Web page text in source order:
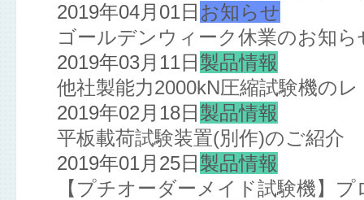
2019年04月01日 お知らせ
ゴールデンウィーク休業のお知ら
2019年03月11日 製品情報
他社製能力2000kN圧縮試験機の
2019年02月18日 製品情報
平板載荷試験装置(別作)のご紹介
2019年01月25日 製品情報
【プチオーダーメイド試験機】